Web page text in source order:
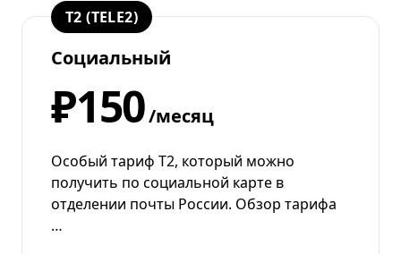
T2 (TELE2)
Социальный
₽150/месяц
Особый тариф Т2, который можно
получить по социальной карте в
отделении почты России. Обзор тарифа
…